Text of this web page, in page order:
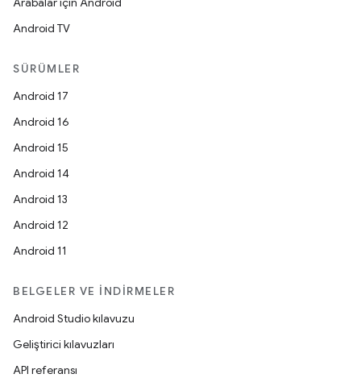
Android TV
SÜRÜMLER
Android 17
Android 16
Android 15
Android 14
Android 13
Android 12
Android 11
BELGELER VE İNDIRMELER
Android Studio kılavuzu
Geliştirici kılavuzları
API referansı